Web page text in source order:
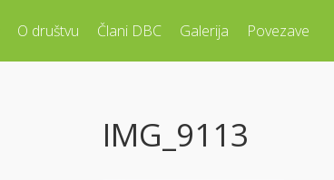
O društvu Člani DBC Galerija Povezave
IMG_9113